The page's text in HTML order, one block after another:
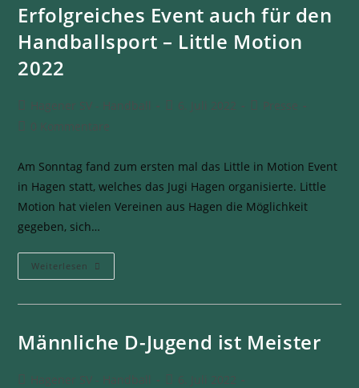
Erfolgreiches Event auch für den
Handballsport – Little Motion
2022
Hagener SV - Handball 6. Juli 2022
Presse
0 Kommentare
Am Sonntag fand zum ersten mal das Little in Motion Event
in Hagen statt, welches das Jugi Hagen organisierte. Little
Motion hat vielen Vereinen aus Hagen die Möglichkeit
gegeben, sich…
Weiterlesen
Männliche D-Jugend ist Meister
Hagener SV - Handball
6. Juli 2022